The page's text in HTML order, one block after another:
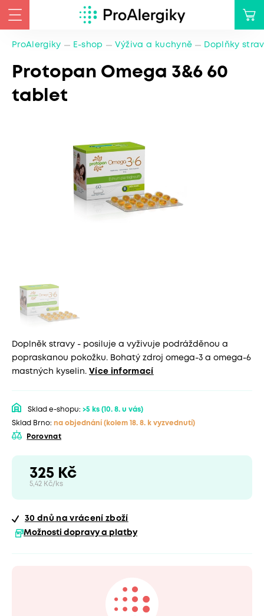
ProAlergiky E-shop Výživa a kuchyně Doplňky
Protopan Omega 3&6 60
tablet
Doplněk stravy - posiluje a vyživuje podrážděnou a
popraskanou pokožku. Bohatý zdroj omega-3 a omega-6
mastných kyselin. Více informací
Sklad e-shopu: >5 ks (10. 8. u vás)
Sklad Brno: na objednání (kolem 18. 8. k vyzvednutí)
Porovnat
325 Kč
5,42 Kč/ks
30 dnů na vrácení zboží
Možnosti dopravy a platby